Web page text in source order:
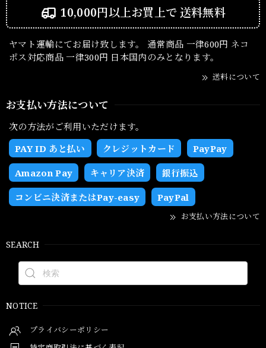
10,000円以上お買上で送料無料
ヤマト運輸にてお届け致します。 通常商品 一律600円 ネコ
ポス対応商品 一律300円 日本国内のみとなります。
送料について
お支払い方法について
次の方法がご利用いただけます。
PAY ID あと払い
クレジットカード PayPay
Amazon Pay キャリア決済 銀行振込
コンビニ決済またはPay-easy PayPal
お支払い方法について
SEARCH
NOTICE
プライバシーポリシー